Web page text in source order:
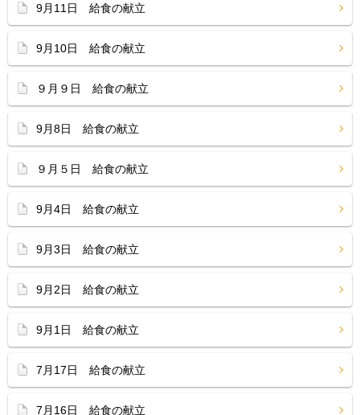
9月11日 給食の献立
9月10日 給食の献立
９月９日 給食の献立
9月8日 給食の献立
９月５日 給食の献立
9月4日 給食の献立
9月3日 給食の献立
9月2日 給食の献立
9月1日 給食の献立
7月17日 給食の献立
7月16日 給食の献立